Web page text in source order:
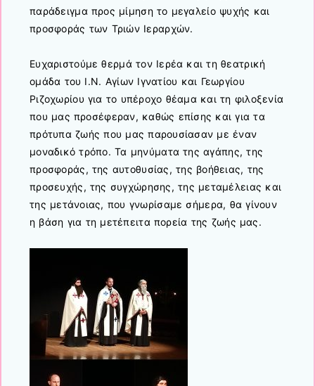
παράδειγμα προς μίμηση το μεγαλείο ψυχής και
προσφοράς των Τριών Ιεραρχών.
Ευχαριστούμε θερμά τον Ιερέα και τη θεατρική
ομάδα του Ι.Ν. Αγίων Ιγνατίου και Γεωργίου
Ριζοχωρίου για το υπέροχο θέαμα και τη φιλοξενία
που μας προσέφεραν, καθώς επίσης και για τα
πρότυπα ζωής που μας παρουσίασαν με έναν
μοναδικό τρόπο. Τα μηνύματα της αγάπης, της
προσφοράς, της αυτοθυσίας, της βοήθειας, της
προσευχής, της συγχώρησης, της μεταμέλειας και
της μετάνοιας, που γνωρίσαμε σήμερα, θα γίνουν
η βάση για τη μετέπειτα πορεία της ζωής μας.